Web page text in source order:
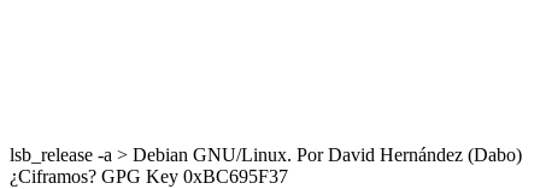
lsb_release -a > Debian GNU/Linux. Por David Hernández (Dabo)
¿Ciframos? GPG Key 0xBC695F37